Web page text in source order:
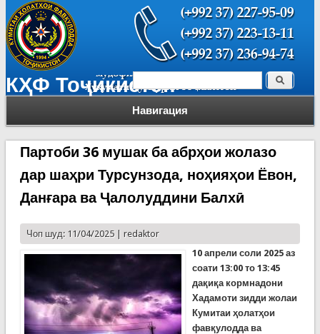
КҲФ Тоҷикистон
Навигация
Форма поиска Поиск
Партоби 36 мушак ба абрҳои жолазо
дар шаҳри Турсунзода, ноҳияҳои Ёвон,
Данғара ва Ҷалолуддини Балхӣ
Чоп шуд: 11/04/2025 | redaktor
10 апрели соли 2025 аз
соати 13:00 то 13:45
дақиқа кормнадони
Хадамоти зидди жолаи
Кумитаи ҳолатҳои
фавқулодда ва